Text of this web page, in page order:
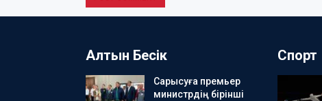
Алтын Бесік
Сарысуға премьер
министрдің бірінші
Спорт